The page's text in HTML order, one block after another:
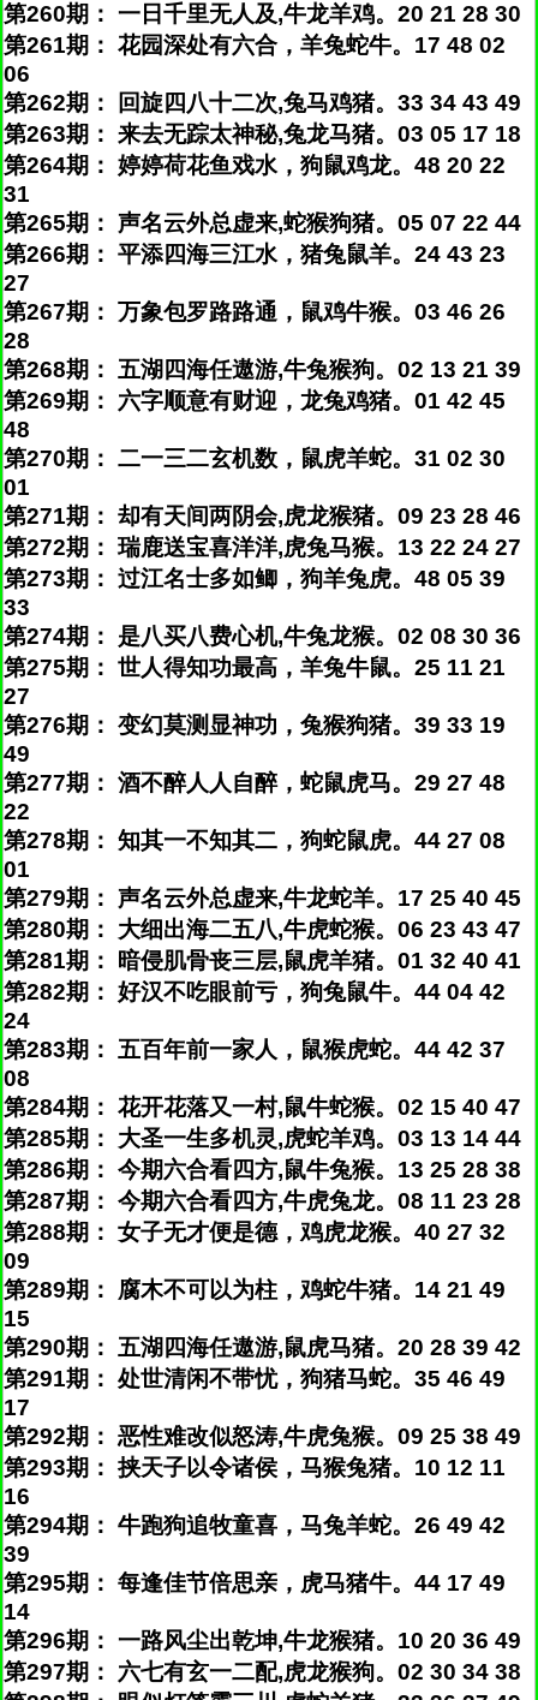
第260期： 一日千里无人及,牛龙羊鸡。20 21 28 30
第261期： 花园深处有六合，羊兔蛇牛。17 48 02
06
第262期： 回旋四八十二次,兔马鸡猪。33 34 43 49
第263期： 来去无踪太神秘,兔龙马猪。03 05 17 18
第264期： 婷婷荷花鱼戏水，狗鼠鸡龙。48 20 22
31
第265期： 声名云外总虚来,蛇猴狗猪。05 07 22 44
第266期： 平添四海三江水，猪兔鼠羊。24 43 23
27
第267期： 万象包罗路路通，鼠鸡牛猴。03 46 26
28
第268期： 五湖四海任遨游,牛兔猴狗。02 13 21 39
第269期： 六字顺意有财迎，龙兔鸡猪。01 42 45
48
第270期： 二一三二玄机数，鼠虎羊蛇。31 02 30
01
第271期： 却有天间两阴会,虎龙猴猪。09 23 28 46
第272期： 瑞鹿送宝喜洋洋,虎兔马猴。13 22 24 27
第273期： 过江名士多如鲫，狗羊兔虎。48 05 39
33
第274期： 是八买八费心机,牛兔龙猴。02 08 30 36
第275期： 世人得知功最高，羊兔牛鼠。25 11 21
27
第276期： 变幻莫测显神功，兔猴狗猪。39 33 19
49
第277期： 酒不醉人人自醉，蛇鼠虎马。29 27 48
22
第278期： 知其一不知其二，狗蛇鼠虎。44 27 08
01
第279期： 声名云外总虚来,牛龙蛇羊。17 25 40 45
第280期： 大细出海二五八,牛虎蛇猴。06 23 43 47
第281期： 暗侵肌骨丧三层,鼠虎羊猪。01 32 40 41
第282期： 好汉不吃眼前亏，狗兔鼠牛。44 04 42
24
第283期： 五百年前一家人，鼠猴虎蛇。44 42 37
08
第284期： 花开花落又一村,鼠牛蛇猴。02 15 40 47
第285期： 大圣一生多机灵,虎蛇羊鸡。03 13 14 44
第286期： 今期六合看四方,鼠牛兔猴。13 25 28 38
第287期： 今期六合看四方,牛虎兔龙。08 11 23 28
第288期： 女子无才便是德，鸡虎龙猴。40 27 32
09
第289期： 腐木不可以为柱，鸡蛇牛猪。14 21 49
15
第290期： 五湖四海任遨游,鼠虎马猪。20 28 39 42
第291期： 处世清闲不带忧，狗猪马蛇。35 46 49
17
第292期： 恶性难改似怒涛,牛虎兔猴。09 25 38 49
第293期： 挟天子以令诸侯，马猴兔猪。10 12 11
16
第294期： 牛跑狗追牧童喜，马兔羊蛇。26 49 42
39
第295期： 每逢佳节倍思亲，虎马猪牛。44 17 49
14
第296期： 一路风尘出乾坤,牛龙猴猪。10 20 36 49
第297期： 六七有玄一二配,虎龙猴狗。02 30 34 38